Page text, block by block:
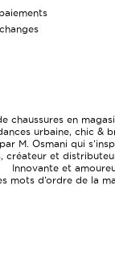
chaussures en
urbaine, chic &
M. Osmani qui
créateur et
Innovante et
mots d’ordre de la